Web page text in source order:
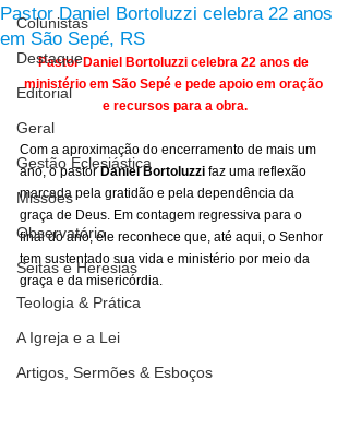
Colunistas
Destaque
Editorial
Geral
Gestão Eclesiástica
Missões
Observatório
Seitas e Heresias
Teologia & Prática
A Igreja e a Lei
Artigos, Sermões & Esboços
Pastor Daniel Bortoluzzi celebra 22 anos
em São Sepé, RS
Pastor Daniel Bortoluzzi celebra 22 anos de
ministério em São Sepé e pede apoio em oração
e recursos para a obra.
Com a aproximação do encerramento de mais um
ano, o pastor Daniel Bortoluzzi faz uma reflexão
marcada pela gratidão e pela dependência da
graça de Deus. Em contagem regressiva para o
final do ano, ele reconhece que, até aqui, o Senhor
tem sustentado sua vida e ministério por meio da
graça e da misericórdia.